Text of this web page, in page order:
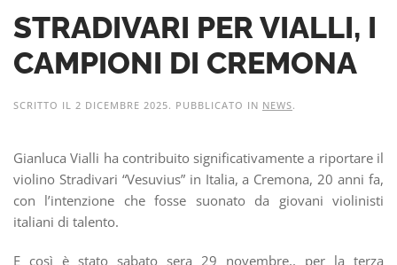
STRADIVARI PER VIALLI, I
CAMPIONI DI CREMONA
SCRITTO IL 2 DICEMBRE 2025. PUBBLICATO IN NEWS.
Gianluca Vialli ha contribuito significativamente a riportare il
violino Stradivari “Vesuvius” in Italia, a Cremona, 20 anni fa,
con l’intenzione che fosse suonato da giovani violinisti
italiani di talento.
E così è stato sabato sera 29 novembre,, per la terza